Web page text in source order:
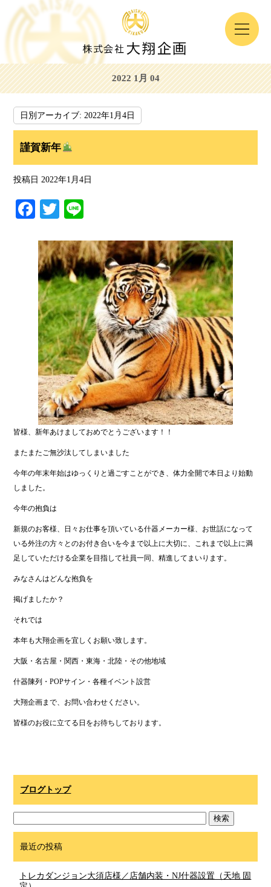
2022 1月 04
日別アーカイブ:2022年1月4日
謹賀新年
投稿日 2022年1月4日
Fa
bo
ok
T
tte
r
皆様、新年あけましておめでとうございます！！
またまたご無沙汰してしまいました
今年の年末年始はゆっくりと過ごすことができ、体力全開で本日より始動
しました。
今年の抱負は
新規のお客様、日々お仕事を頂いている什器メーカー様、お世話になって
いる外注の方々とのお付き合いを今まで以上に大切に、これまで以上に満
足していただける企業を目指して社員一同、精進してまいります。
みなさんはどんな抱負を
掲げましたか？
それでは
本年も大翔企画を宜しくお願い致します。
大阪・名古屋・関西・東海・北陸・その他地域
什器陳列・POPサイン・各種イベント設営
大翔企画まで、お問い合わせください。
皆様のお役に立てる日をお待ちしております。
ブログトップ
最近の投稿
トレカダンジョン大須店様／店舗内装・NJ什器設置（天地 固